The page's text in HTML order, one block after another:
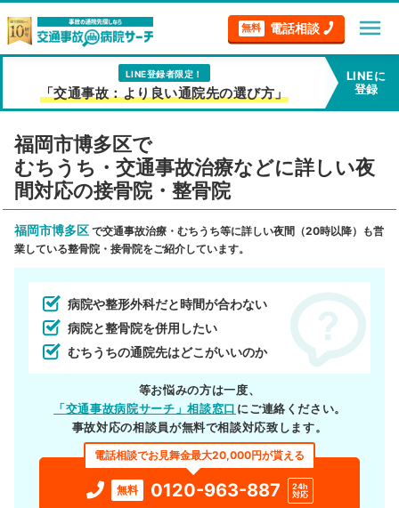
無料 電話相談 menu
LINE登録者限定！
「交通事故：より良い通院先の選び方」
LINEに
登録
福岡市博多区で
むちうち・交通事故治療などに詳しい夜
間対応の接骨院・整骨院
福岡市博多区 で交通事故治療・むちうち等に詳しい夜間（20時以降）も営
業している整骨院・接骨院をご紹介しています。
病院や整形外科だと時間が合わない
病院と整骨院を併用したい
むちうちの通院先はどこがいいのか
等お悩みの方は一度、
「交通事故病院サーチ」相談窓口 にご連絡ください。
事故対応の相談員が無料で相談対応致します。
電話相談でお見舞金最大20,000円が貰える
無料 0120-963-887
24h
対応